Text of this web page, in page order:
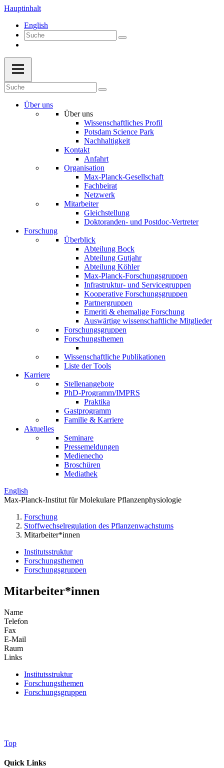
Hauptinhalt
English
Über uns
Über uns
Wissenschaftliches Profil
Potsdam Science Park
Nachhaltigkeit
Kontakt
Anfahrt
Organisation
Max-Planck-Gesellschaft
Fachbeirat
Netzwerk
Mitarbeiter
Gleichstellung
Doktoranden- und Postdoc-Vertreter
Forschung
Überblick
Abteilung Bock
Abteilung Gutjahr
Abteilung Köhler
Max-Planck-Forschungsgruppen
Infrastruktur- und Servicegruppen
Kooperative Forschungsgruppen
Partnergruppen
Emeriti & ehemalige Forschung
Auswärtige wissenschaftliche Mitglieder
Forschungsgruppen
Forschungsthemen
Wissenschaftliche Publikationen
Liste der Tools
Karriere
Stellenangebote
PhD-Programm/IMPRS
Praktika
Gastprogramm
Familie & Karriere
Aktuelles
Seminare
Pressemeldungen
Medienecho
Broschüren
Mediathek
English
Max-Planck-Institut für Molekulare Pflanzenphysiologie
Forschung
Stoffwechselregulation des Pflanzenwachstums
Mitarbeiter*innen
Institutsstruktur
Forschungsthemen
Forschungsgruppen
Mitarbeiter*innen
Name
Telefon
Fax
E-Mail
Raum
Links
Institutsstruktur
Forschungsthemen
Forschungsgruppen
Top
Quick Links